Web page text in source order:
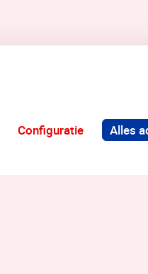
Configuratie Alles